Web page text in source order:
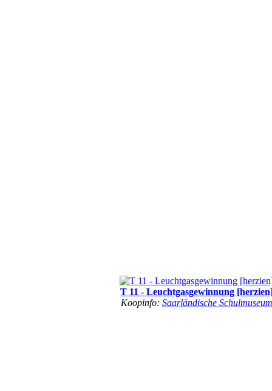
T 11 - Leuchtgasgewinnung
Koopinfo: Saarländische Schulmuseum